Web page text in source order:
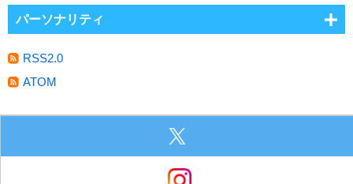
パーソナリティ
RSS2.0
ATOM